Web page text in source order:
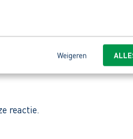
Weigeren
oplossingen levert voor het
andere de
producten zoals
en duurzaamheid.
reactie.